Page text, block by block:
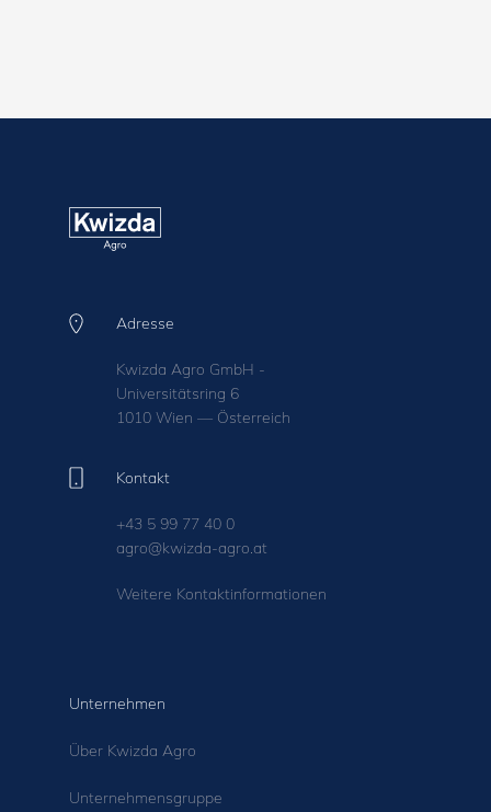
Adresse
Kwizda Agro GmbH -
Universitätsring 6
1010 Wien — Österreich
Kontakt
+43 5 99 77 40 0
agro@kwizda-agro.at
Weitere Kontaktinformationen
Unternehmen
Über Kwizda Agro
Unternehmensgruppe